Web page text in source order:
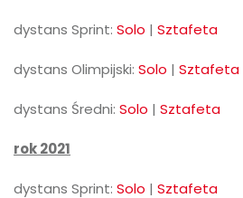
dystans Sprint: Solo | Sztafeta
dystans Olimpijski: Solo | Sztafeta
dystans Średni: Solo | Sztafeta
rok 2021
dystans Sprint: Solo | Sztafeta